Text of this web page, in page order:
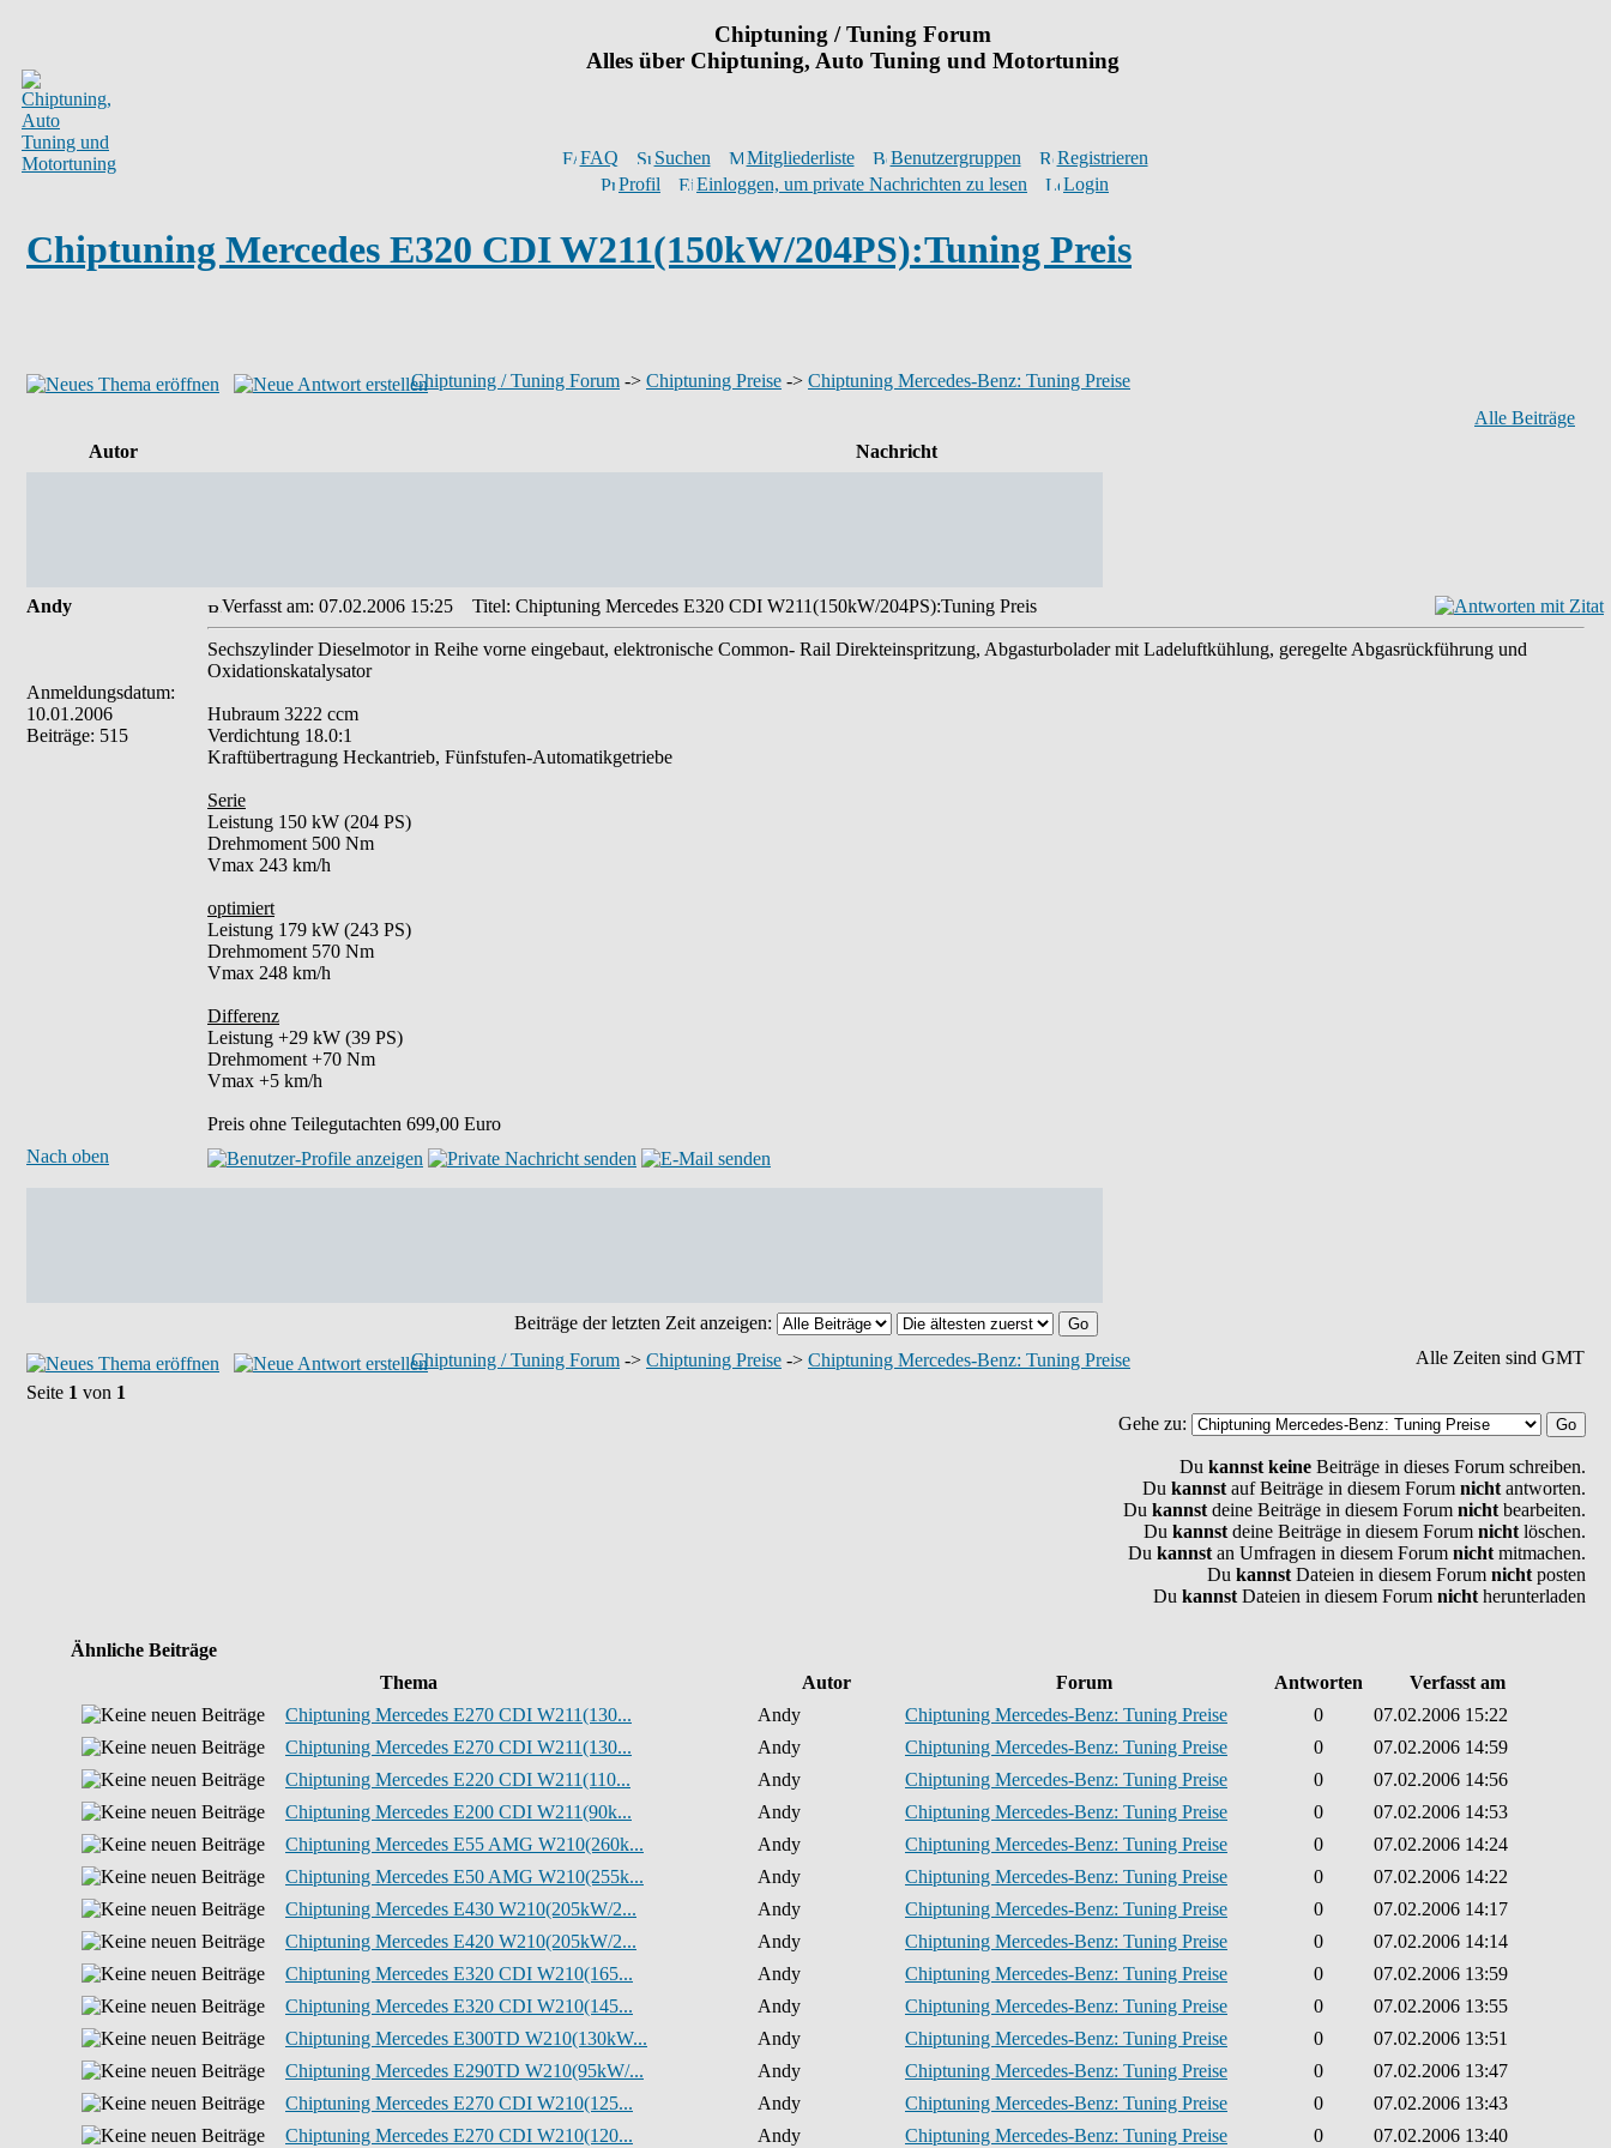
Chiptuning / Tuning Forum
Alles über Chiptuning, Auto Tuning und Motortuning
FAQ Suchen Mitgliederliste Benutzergruppen
Registrieren
Profil
Einloggen, um private Nachrichten zu lesen Login
Chiptuning Mercedes E320 CDI W211(150kW/204PS):Tuning Preis
Chiptuning / Tuning Forum -> Chiptuning Preise -> Chiptuning Mercedes-Benz: Tuning Preise
Alle Beiträge
Autor
Nachricht
Andy
Anmeldungsdatum:
10.01.2006
Beiträge: 515
Verfasst am: 07.02.2006 15:25 Titel: Chiptuning Mercedes E320 CDI W211(150kW/204PS):Tuning Preis
Sechszylinder Dieselmotor in Reihe vorne eingebaut, elektronische Common- Rail Direkteinspritzung, Abgasturbolader mit Ladeluftkühlung, geregelte Abgasrückführung und
Oxidationskatalysator
Hubraum 3222 ccm
Verdichtung 18.0:1
Kraftübertragung Heckantrieb, Fünfstufen-Automatikgetriebe
Serie
Leistung 150 kW (204 PS)
Drehmoment 500 Nm
Vmax 243 km/h
optimiert
Leistung 179 kW (243 PS)
Drehmoment 570 Nm
Vmax 248 km/h
Differenz
Leistung +29 kW (39 PS)
Drehmoment +70 Nm
Vmax +5 km/h
Preis ohne Teilegutachten 699,00 Euro
Nach oben
Beiträge der letzten Zeit anzeigen:
Chiptuning / Tuning Forum -> Chiptuning Preise -> Chiptuning Mercedes-Benz: Tuning Preise
Alle Zeiten sind GMT
Seite 1 von 1
Gehe zu:
Du kannst keine Beiträge in dieses Forum schreiben.
Du kannst auf Beiträge in diesem Forum nicht antworten.
Du kannst deine Beiträge in diesem Forum nicht bearbeiten.
Du kannst deine Beiträge in diesem Forum nicht löschen.
Du kannst an Umfragen in diesem Forum nicht mitmachen.
Du kannst Dateien in diesem Forum nicht posten
Du kannst Dateien in diesem Forum nicht herunterladen
Ähnliche Beiträge
Thema
Autor Forum Antworten
Verfasst am
Chiptuning Mercedes E270 CDI W211(130...
Andy Chiptuning Mercedes-Benz: Tuning Preise 0
07.02.2006 15:22
Chiptuning Mercedes E270 CDI W211(130...
Andy Chiptuning Mercedes-Benz: Tuning Preise 0
07.02.2006 14:59
Chiptuning Mercedes E220 CDI W211(110...
Andy Chiptuning Mercedes-Benz: Tuning Preise 0
07.02.2006 14:56
Chiptuning Mercedes E200 CDI W211(90k...
Andy Chiptuning Mercedes-Benz: Tuning Preise 0
07.02.2006 14:53
Chiptuning Mercedes E55 AMG W210(260k...
Andy Chiptuning Mercedes-Benz: Tuning Preise 0
07.02.2006 14:24
Chiptuning Mercedes E50 AMG W210(255k...
Andy Chiptuning Mercedes-Benz: Tuning Preise 0
07.02.2006 14:22
Chiptuning Mercedes E430 W210(205kW/2...
Andy Chiptuning Mercedes-Benz: Tuning Preise 0
07.02.2006 14:17
Chiptuning Mercedes E420 W210(205kW/2...
Andy Chiptuning Mercedes-Benz: Tuning Preise 0
07.02.2006 14:14
Chiptuning Mercedes E320 CDI W210(165...
Andy Chiptuning Mercedes-Benz: Tuning Preise 0
07.02.2006 13:59
Chiptuning Mercedes E320 CDI W210(145...
Andy Chiptuning Mercedes-Benz: Tuning Preise 0
07.02.2006 13:55
Chiptuning Mercedes E300TD W210(130kW...
Andy Chiptuning Mercedes-Benz: Tuning Preise 0
07.02.2006 13:51
Chiptuning Mercedes E290TD W210(95kW/...
Andy Chiptuning Mercedes-Benz: Tuning Preise 0
07.02.2006 13:47
Chiptuning Mercedes E270 CDI W210(125...
Andy Chiptuning Mercedes-Benz: Tuning Preise 0
07.02.2006 13:43
Chiptuning Mercedes E270 CDI W210(120...
Andy Chiptuning Mercedes-Benz: Tuning Preise 0 07.02.2006 13:40